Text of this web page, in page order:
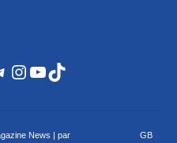
Instagram
YouTube
TikTok
News | par
GB